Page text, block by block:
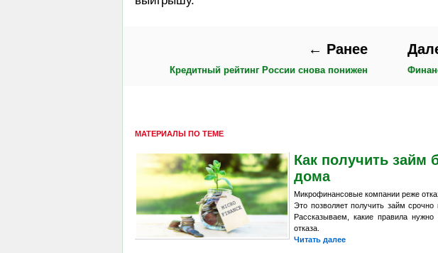
← Ранее
Кредитный рейтинг России снова понижен
МАТЕРИАЛЫ ПО ТЕМЕ
Как получить займ
дома
Микрофинансовые компании реже
Это позволяет получить займ
Рассказываем, какие правила
отказа.
Читать далее